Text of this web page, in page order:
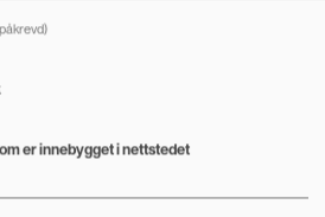
er innebygget i nettstedet